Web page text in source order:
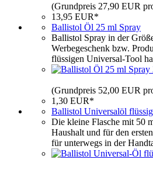
(Grundpreis 27,90 EUR
13,95 EUR*
Ballistol Öl 25 ml Spray
Ballistol Spray in der
Werbegeschenk bzw.
flüssigen Universal-Tool
(Grundpreis 52,00 EUR
1,30 EUR*
Ballistol Universalöl
Die kleine Flasche mit 50
Haushalt und für den
für unterwegs in der